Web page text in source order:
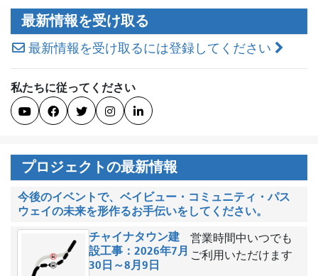
ー
シ
ョ
ン
最新情報を受け取る
最新情報を受け取るには登録してください
私たちに従ってください
    
プロジェクトの最新情報
今後のイベントで、ベイビュー・コミュニティ・パス
ウェイの未来を形作るお手伝いをしてください。
チャイナタウン建
設工事：2026年7月
30日～8月9日
営業時間中いつでも
ご利用いただけます